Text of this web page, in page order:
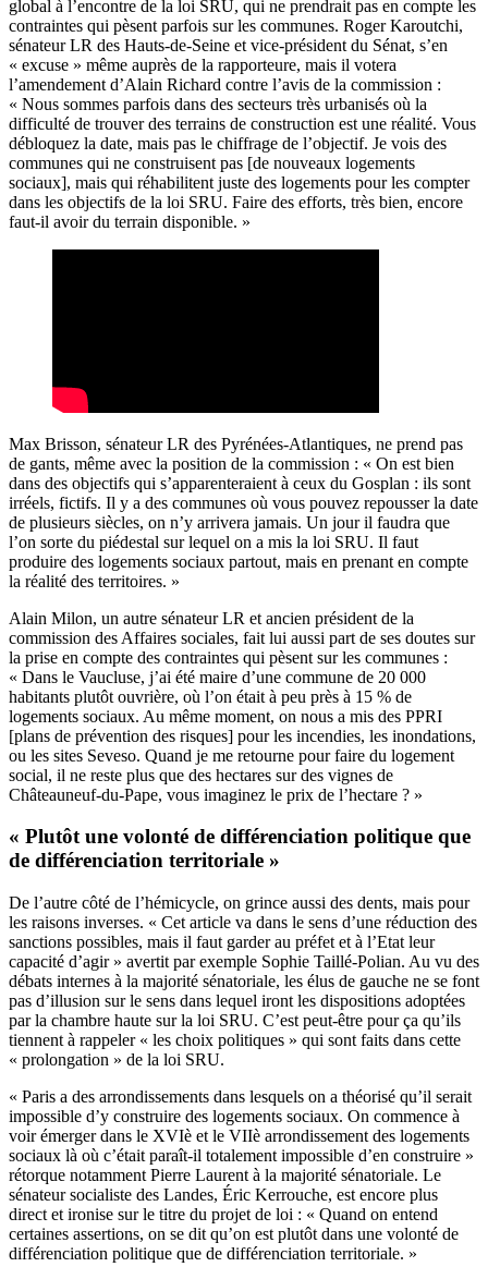
global à l’encontre de la loi SRU, qui ne prendrait pas en compte les
contraintes qui pèsent parfois sur les communes. Roger Karoutchi,
sénateur LR des Hauts-de-Seine et vice-président du Sénat, s’en
« excuse » même auprès de la rapporteure, mais il votera
l’amendement d’Alain Richard contre l’avis de la commission :
« Nous sommes parfois dans des secteurs très urbanisés où la
difficulté de trouver des terrains de construction est une réalité. Vous
débloquez la date, mais pas le chiffrage de l’objectif. Je vois des
communes qui ne construisent pas [de nouveaux logements
sociaux], mais qui réhabilitent juste des logements pour les compter
dans les objectifs de la loi SRU. Faire des efforts, très bien, encore
faut-il avoir du terrain disponible. »
Max Brisson, sénateur LR des Pyrénées-Atlantiques, ne prend pas
de gants, même avec la position de la commission : « On est bien
dans des objectifs qui s’apparenteraient à ceux du Gosplan : ils sont
irréels, fictifs. Il y a des communes où vous pouvez repousser la date
de plusieurs siècles, on n’y arrivera jamais. Un jour il faudra que
l’on sorte du piédestal sur lequel on a mis la loi SRU. Il faut
produire des logements sociaux partout, mais en prenant en compte
la réalité des territoires. »
Alain Milon, un autre sénateur LR et ancien président de la
commission des Affaires sociales, fait lui aussi part de ses doutes sur
la prise en compte des contraintes qui pèsent sur les communes :
« Dans le Vaucluse, j’ai été maire d’une commune de 20 000
habitants plutôt ouvrière, où l’on était à peu près à 15 % de
logements sociaux. Au même moment, on nous a mis des PPRI
[plans de prévention des risques] pour les incendies, les inondations,
ou les sites Seveso. Quand je me retourne pour faire du logement
social, il ne reste plus que des hectares sur des vignes de
Châteauneuf-du-Pape, vous imaginez le prix de l’hectare ? »
« Plutôt une volonté de différenciation politique que
de différenciation territoriale »
De l’autre côté de l’hémicycle, on grince aussi des dents, mais pour
les raisons inverses. « Cet article va dans le sens d’une réduction des
sanctions possibles, mais il faut garder au préfet et à l’Etat leur
capacité d’agir » avertit par exemple Sophie Taillé-Polian. Au vu des
débats internes à la majorité sénatoriale, les élus de gauche ne se font
pas d’illusion sur le sens dans lequel iront les dispositions adoptées
par la chambre haute sur la loi SRU. C’est peut-être pour ça qu’ils
tiennent à rappeler « les choix politiques » qui sont faits dans cette
« prolongation » de la loi SRU.
« Paris a des arrondissements dans lesquels on a théorisé qu’il serait
impossible d’y construire des logements sociaux. On commence à
voir émerger dans le XVIè et le VIIè arrondissement des logements
sociaux là où c’était paraît-il totalement impossible d’en construire »
rétorque notamment Pierre Laurent à la majorité sénatoriale. Le
sénateur socialiste des Landes, Éric Kerrouche, est encore plus
direct et ironise sur le titre du projet de loi : « Quand on entend
certaines assertions, on se dit qu’on est plutôt dans une volonté de
différenciation politique que de différenciation territoriale. »